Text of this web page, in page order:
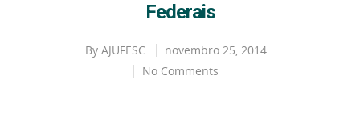
Federais
By AJUFESC
novembro 25, 2014
No Comments